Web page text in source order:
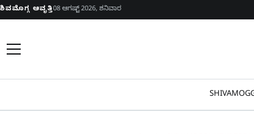
Skip to content
ಶಿವಮೊಗ್ಗ ಆವೃತ್ತಿ08 ಆಗಷ್ಟ್ 2026, ಶನಿವಾರ